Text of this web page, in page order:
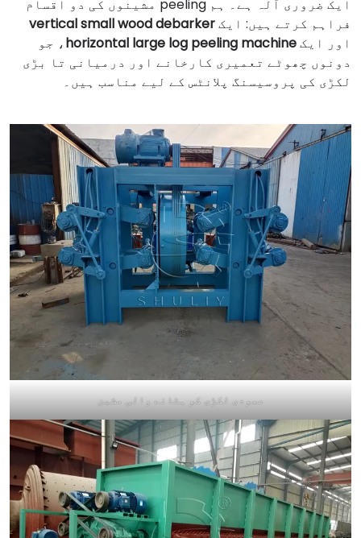
ایک ضروری آلہ ہے۔ ہم peeling مشینوں کی دو اقسام
فراہم کرتے ہیں: ایکvertical small wood debarker
اور ایکhorizontal large log peeling machine، جو
دونوں چھوٹے تعمیری کارخانے اور درمیانی تا بڑی
لکڑی کی پروسیسنگ پلانٹس کے لیے مناسب ہیں۔
عمودی لکڑی کو ہٹانے والی مشین